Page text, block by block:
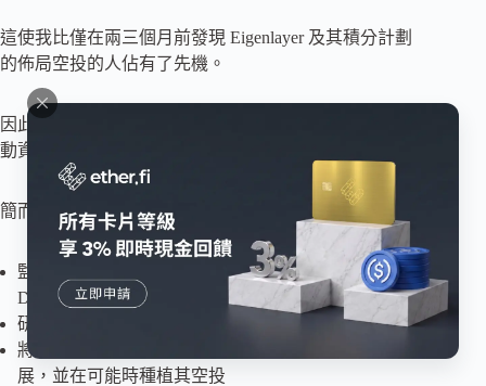
這使我比僅在兩三個月前發現 Eigenlayer 及其積分計劃
的佈局空投的人佔有了先機。
因此，這是一個實際例子，說明您如何利用加密籌資活
動資料在空投方面獲得利益。
簡而言之，我的策略是：
監視最新的加密籌資（最簡單的方法是使用
DeFillama）
研究籌集了大量資金的協議
將最有趣的項目添加到我的觀察清單中，以監視其進
展，並在可能時種植其空投